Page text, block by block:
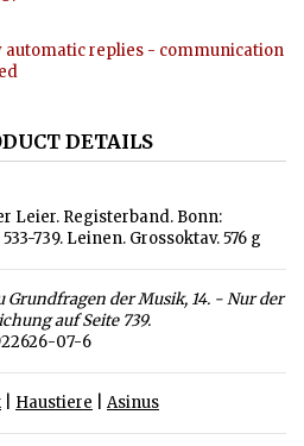
automatic replies - communication
DETAILS
Leier. Registerband. Bonn:
739. Leinen. Grossoktav. 576 g
der Musik, 14. - Nur der
auf Seite 739.
07-6
Haustiere Asinus